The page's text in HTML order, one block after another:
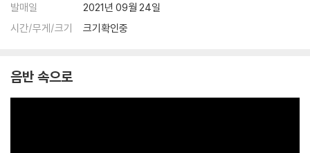
발매일
2021년 09월 24일
시간/무게/크기
크기확인중
음반 속으로